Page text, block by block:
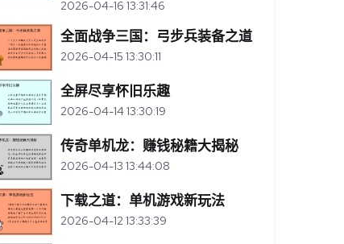
2026-04-16 13:31:46
全面战争三国：弓步兵装备之道
2026-04-15 13:30:11
全屏尽享怀旧乐趣
2026-04-14 13:30:19
传奇单机龙：赚钱秘籍大揭秘
2026-04-13 13:44:08
下载之道：单机游戏新玩法
2026-04-12 13:33:39